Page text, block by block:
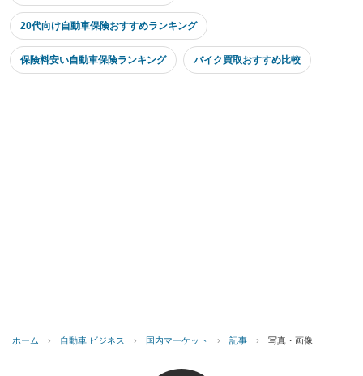
20代向け自動車保険おすすめランキング
保険料安い自動車保険ランキング バイク買取おすすめ比較
ホーム › 自動車 ビジネス › 国内マーケット › 記事 › 写真・画像